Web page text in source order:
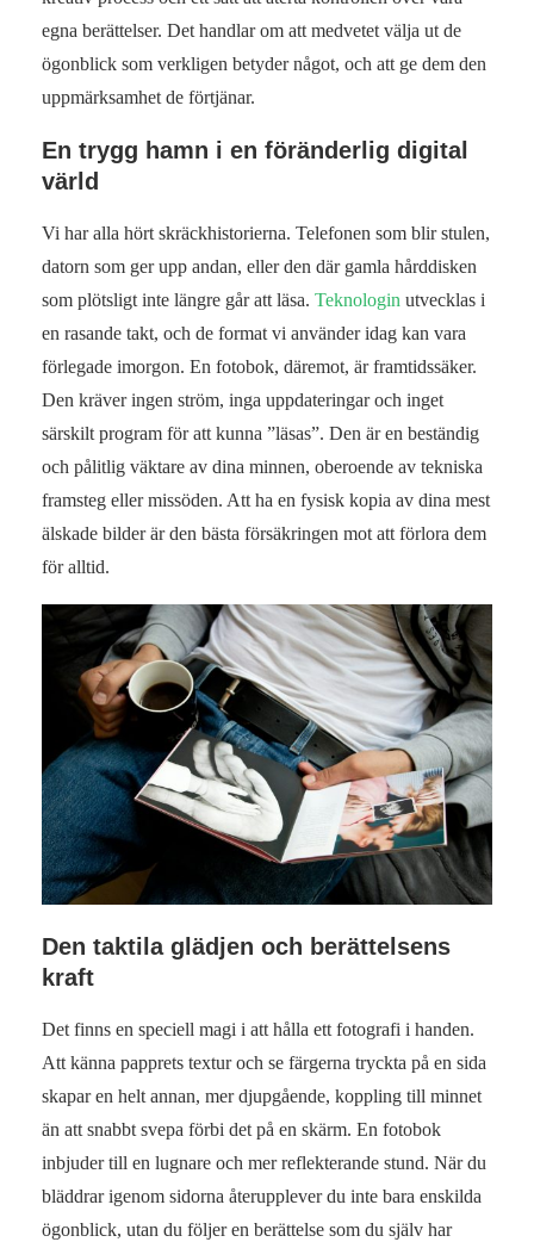
egna berättelser. Det handlar om att medvetet välja ut de
ögonblick som verkligen betyder något, och att ge dem den
uppmärksamhet de förtjänar.
En trygg hamn i en föränderlig digital
värld
Vi har alla hört skräckhistorierna. Telefonen som blir stulen,
datorn som ger upp andan, eller den där gamla hårddisken
som plötsligt inte längre går att läsa. Teknologin utvecklas i
en rasande takt, och de format vi använder idag kan vara
förlegade imorgon. En fotobok, däremot, är framtidssäker.
Den kräver ingen ström, inga uppdateringar och inget
särskilt program för att kunna ”läsas”. Den är en beständig
och pålitlig väktare av dina minnen, oberoende av tekniska
framsteg eller missöden. Att ha en fysisk kopia av dina mest
älskade bilder är den bästa försäkringen mot att förlora dem
för alltid.
Den taktila glädjen och berättelsens
kraft
Det finns en speciell magi i att hålla ett fotografi i handen.
Att känna papprets textur och se färgerna tryckta på en sida
skapar en helt annan, mer djupgående, koppling till minnet
än att snabbt svepa förbi det på en skärm. En fotobok
inbjuder till en lugnare och mer reflekterande stund. När du
bläddrar igenom sidorna återupplever du inte bara enskilda
ögonblick, utan du följer en berättelse som du själv har